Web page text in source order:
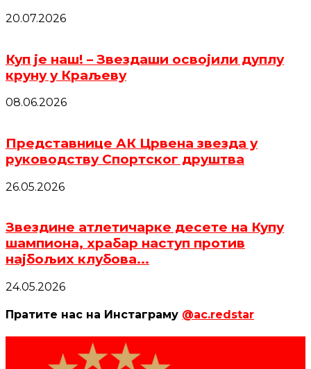
20.07.2026
Куп је наш! – Звездаши освојили дуплу
круну у Краљеву
08.06.2026
Представнице АК Црвена звезда у
руководству Спортског друштва
26.05.2026
Звездине атлетичарке десете на Купу
шампиона, храбар наступ против
најбољих клубова...
24.05.2026
Пратите нас на Инстаграму @ac.redstar